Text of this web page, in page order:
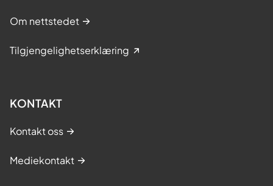
Om nettstedet
Tilgjengelighetserklæring
KONTAKT
Kontakt oss
Mediekontakt